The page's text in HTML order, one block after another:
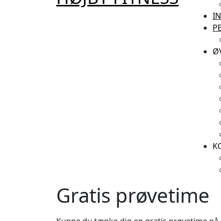
Gratis prøvetime